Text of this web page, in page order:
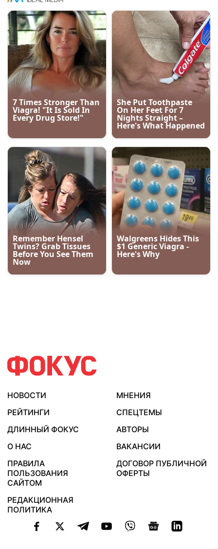
НОВОСТИ
МНЕНИЯ
РЕЙТИНГИ
СПЕЦТЕМЫ
ДЛИННЫЙ ФОКУС
АВТОРЫ
О НАС
ВАКАНСИИ
ПРАВИЛА
ПОЛЬЗОВАНИЯ
САЙТОМ
ДОГОВОР ПУБЛИЧНОЙ
ОФЕРТЫ
РЕДАКЦИОННАЯ
ПОЛИТИКА